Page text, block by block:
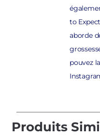
to
aborde
pouvez
Produits